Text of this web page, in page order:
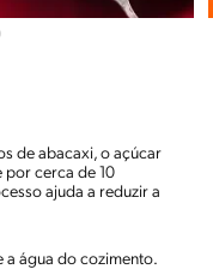
de abacaxi, o açúcar
por cerca de 10
ajuda a reduzir a
a água do cozimento.